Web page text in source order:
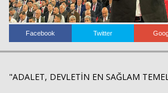
Facebook Twitter
"ADALET, DEVLETİN EN SAĞLAM